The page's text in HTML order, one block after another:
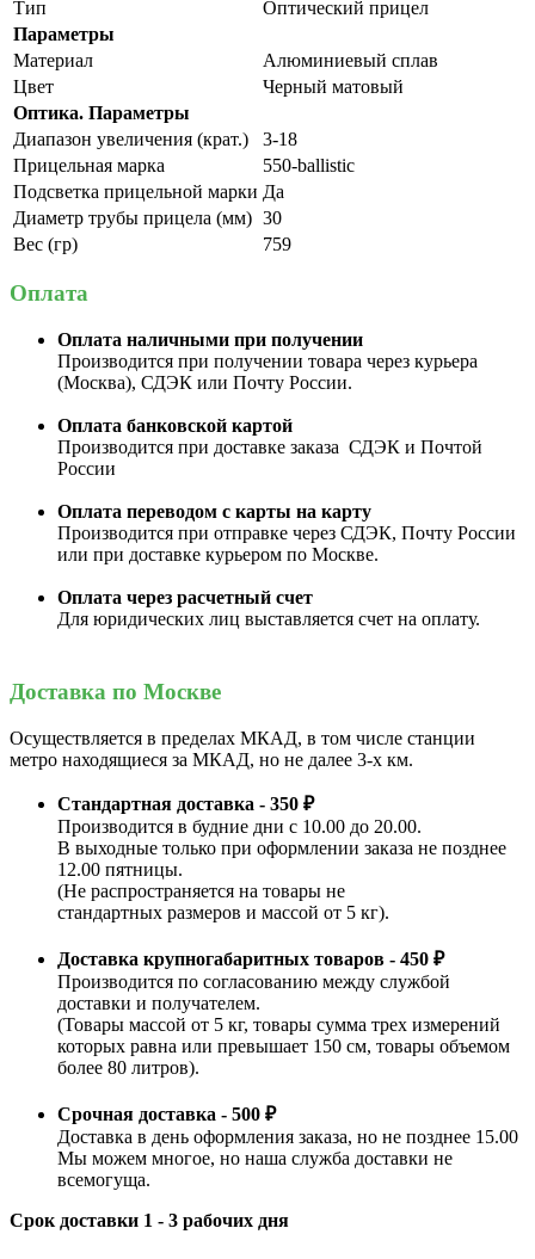
Тип
Оптический прицел
Параметры
Материал
Алюминиевый сплав
Цвет
Черный матовый
Оптика. Параметры
Диапазон увеличения (крат.)
3-18
Прицельная марка
550-ballistic
Подсветка прицельной марки Да
Диаметр трубы прицела (мм) 30
Вес (гр)
759
Оплата
Оплата наличными при получении
Производится при получении товара через курьера
(Москва), СДЭК или Почту России.
Оплата банковской картой
Производится при доставке заказа СДЭК и Почтой
России
Оплата переводом с карты на карту
Производится при отправке через СДЭК, Почту России
или при доставке курьером по Москве.
Оплата через расчетный счет
Для юридических лиц выставляется счет на оплату.
Доставка по Москве
Осуществляется в пределах МКАД, в том числе станции
метро находящиеся за МКАД, но не далее 3-х км.
Стандартная доставка - 350 ₽
Производится в будние дни с 10.00 до 20.00.
В выходные только при оформлении заказа не позднее
12.00 пятницы.
(Не распространяется на товары не
стандартных размеров и массой от 5 кг).
Доставка крупногабаритных товаров - 450 ₽
Производится по согласованию между службой
доставки и получателем.
(Товары массой от 5 кг, товары сумма трех измерений
которых равна или превышает 150 см, товары объемом
более 80 литров).
Срочная доставка - 500 ₽
Доставка в день оформления заказа, но не позднее 15.00
Мы можем многое, но наша служба доставки не
всемогуща.
Срок доставки 1 - 3 рабочих дня